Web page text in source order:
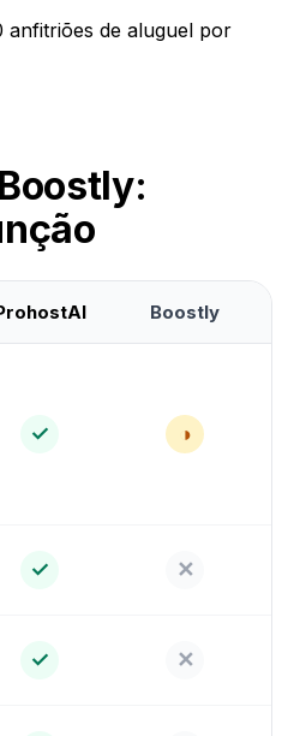
anfitriões de aluguel por
Boostly
✓ ◑
✓ ✕
✓ ✕